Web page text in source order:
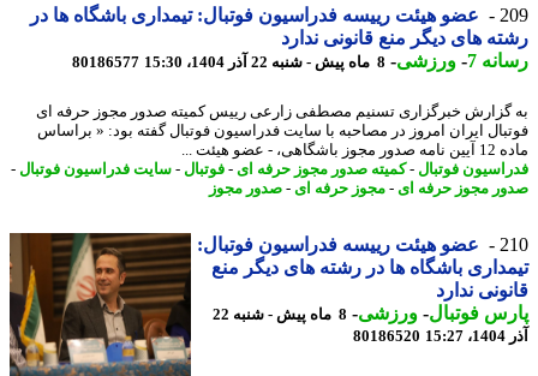
عضو هیئت رییسه فدراسیون فوتبال: تیمداری باشگاه ها در
های دیگر منع قانونی ندارد
7
-ورزشی-8 ماه پیش - شنبه 22 آذر 1404، 15:30 80186577
خبرگزاری تسنیم مصطفی زارعی رییس کمیته صدور مجوز حرفه ای
ایران امروز در مصاحبه با سایت فدراسیون فوتبال گفته بود: « براساس
- عضو هیئت ...
فوتبال-کمیته صدور مجوز حرفه ای- فوتبال-سایت فدراسیون فوتبال-
مجوز حرفه ای- مجوز حرفه ای- صدور مجوز
عضو هیئت رییسه فدراسیون فوتبال:
باشگاه ها در رشته های دیگر منع
ندارد
فوتبال-ورزشی-
8 ماه پیش - شنبه 22
80186520